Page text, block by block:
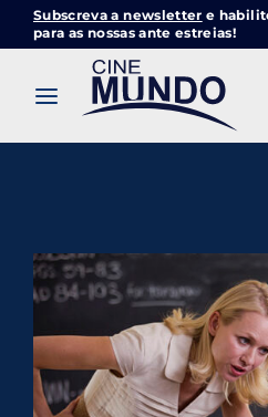
Subscreva a newsletter e
para as nossas ante estreias!
Cinemundo –
Login
Password
SIGN